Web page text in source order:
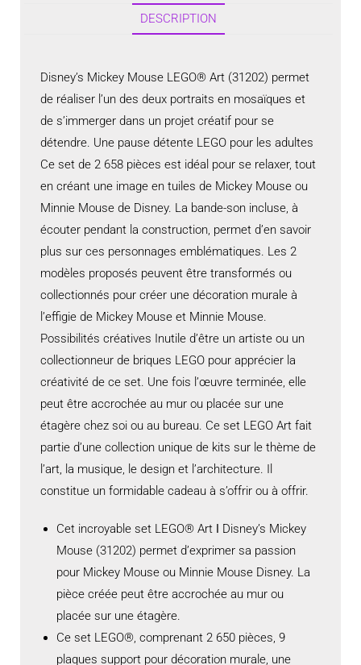
DESCRIPTION
Disney’s Mickey Mouse LEGO® Art (31202) permet
de réaliser l’un des deux portraits en mosaïques et
de s’immerger dans un projet créatif pour se
détendre. Une pause détente LEGO pour les adultes
Ce set de 2 658 pièces est idéal pour se relaxer, tout
en créant une image en tuiles de Mickey Mouse ou
Minnie Mouse de Disney. La bande-son incluse, à
écouter pendant la construction, permet d’en savoir
plus sur ces personnages emblématiques. Les 2
modèles proposés peuvent être transformés ou
collectionnés pour créer une décoration murale à
l’effigie de Mickey Mouse et Minnie Mouse.
Possibilités créatives Inutile d’être un artiste ou un
collectionneur de briques LEGO pour apprécier la
créativité de ce set. Une fois l’œuvre terminée, elle
peut être accrochée au mur ou placée sur une
étagère chez soi ou au bureau. Ce set LEGO Art fait
partie d’une collection unique de kits sur le thème de
l’art, la musique, le design et l’architecture. Il
constitue un formidable cadeau à s’offrir ou à offrir.
Cet incroyable set LEGO® Art ǀ Disney’s Mickey
Mouse (31202) permet d’exprimer sa passion
pour Mickey Mouse ou Minnie Mouse Disney. La
pièce créée peut être accrochée au mur ou
placée sur une étagère.
Ce set LEGO®, comprenant 2 650 pièces, 9
plaques support pour décoration murale, une